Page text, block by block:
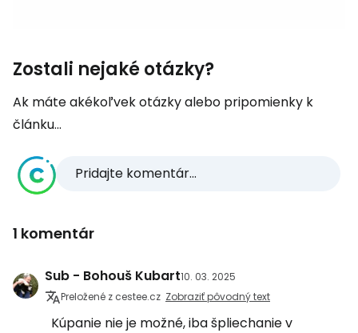
Zostali nejaké otázky?
Ak máte akékoľvek otázky alebo pripomienky k
článku...
Pridajte komentár...
1 komentár
Sub - Bohouš Kubart10. 03. 2025
Preložené z cestee.cz Zobraziť pôvodný text
Kúpanie nie je možné, iba špliechanie v